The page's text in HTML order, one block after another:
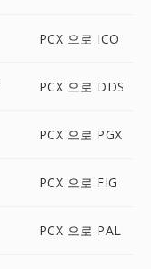
PCX 으로 ICO
PCX 으로 DDS
PCX 으로 PGX
PCX 으로 FIG
PCX 으로 PAL